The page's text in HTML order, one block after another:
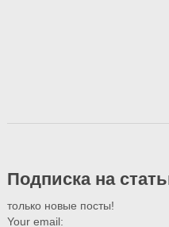
Подписка на
только новые посты!
Your email: